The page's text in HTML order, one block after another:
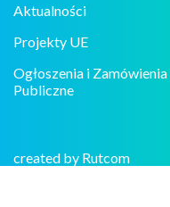
Aktualności
Projekty UE
Ogłoszenia i Zamówienia
Publiczne
created by Rutcom